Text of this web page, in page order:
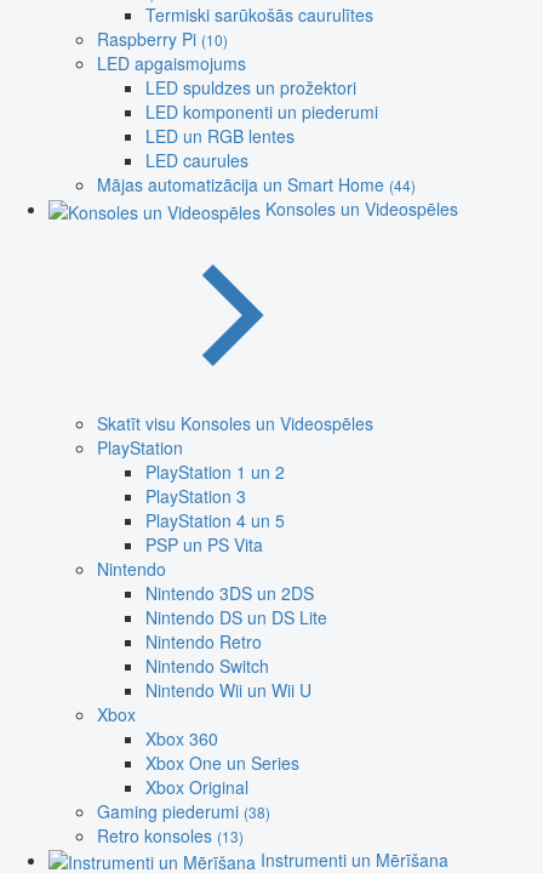
Termiski sarūkošās caurulītes
Raspberry Pi (10)
LED apgaismojums
LED spuldzes un prožektori
LED komponenti un piederumi
LED un RGB lentes
LED caurules
Mājas automatizācija un Smart Home (44)
Konsoles un Videospēles
Skatīt visu Konsoles un Videospēles
PlayStation
PlayStation 1 un 2
PlayStation 3
PlayStation 4 un 5
PSP un PS Vita
Nintendo
Nintendo 3DS un 2DS
Nintendo DS un DS Lite
Nintendo Retro
Nintendo Switch
Nintendo Wii un Wii U
Xbox
Xbox 360
Xbox One un Series
Xbox Original
Gaming piederumi (38)
Retro konsoles (13)
Instrumenti un Mērīšana